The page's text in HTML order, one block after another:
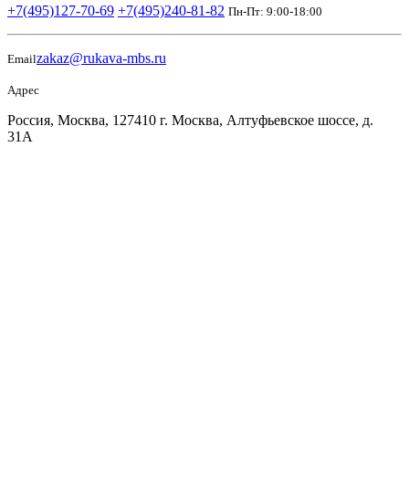
+7(495)127-70-69 +7(495)240-81-82 Пн-Пт: 9:00-18:00
Emailzakaz@rukava-mbs.ru
Адрес
Россия, Москва, 127410 г. Москва, Алтуфьевское шоссе, д.
31А